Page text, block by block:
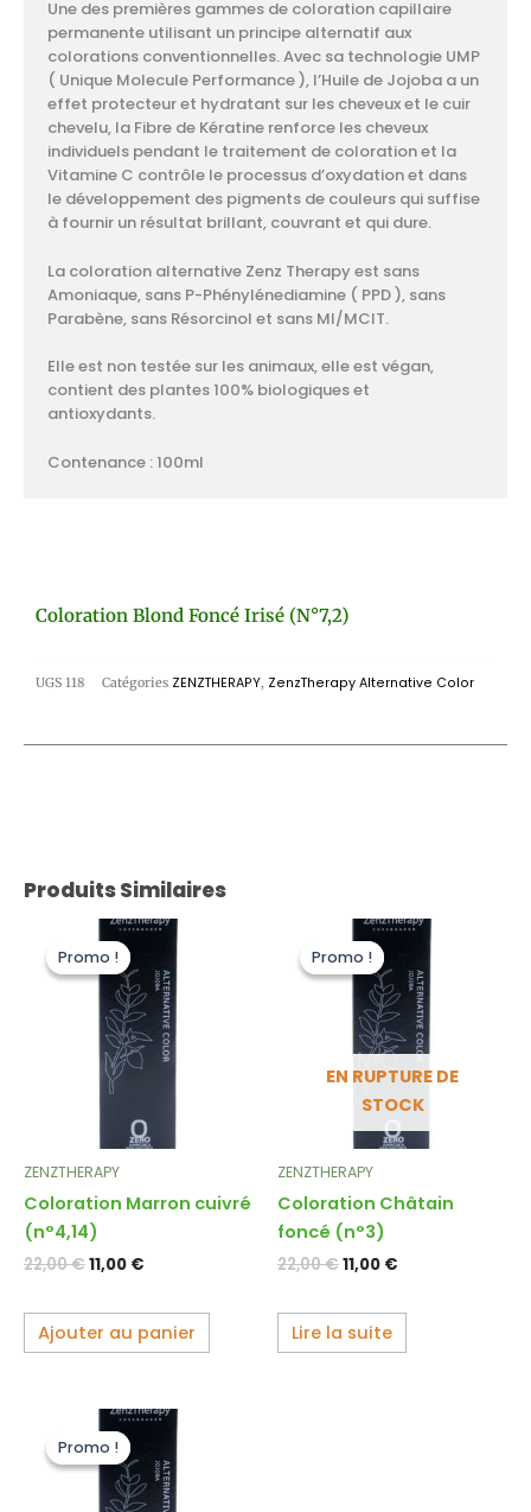
Produits Similaires
Promo !
Promo !
ZENZTHERAPY
Coloration Marron cuivré
(n°4,14)
22,00€
prix
initial
était :
22,00 €.
11,00 €
Le
actuel
est :
11,00 €.
Ajouter au panier
Promo !
EN RUPTURE DE
STOCK
Promo !
ZENZTHERAPY
Coloration Châtain
foncé (n°3)
22,00€
prix
initial
était :
22,00 €.
11,00 €
Le
actuel
est :
11,00 €.
Lire la suite
Promo !
Promo !
prix
initial
était :
22,00 €.
Le
actuel
est :
11,00 €.
Une des premières gammes de coloration capillaire
permanente utilisant un principe alternatif aux
colorations conventionnelles. Avec sa technologie UMP
( Unique Molecule Performance ), l’Huile de Jojoba a un
effet protecteur et hydratant sur les cheveux et le cuir
chevelu, la Fibre de Kératine renforce les cheveux
individuels pendant le traitement de coloration et la
Vitamine C contrôle le processus d’oxydation et dans
le développement des pigments de couleurs qui suffise
à fournir un résultat brillant, couvrant et qui dure.
La coloration alternative Zenz Therapy est sans
Amoniaque, sans P-Phénylénediamine ( PPD ), sans
Parabène, sans Résorcinol et sans MI/MCIT.
Elle est non testée sur les animaux, elle est végan,
contient des plantes 100% biologiques et
antioxydants.
Contenance : 100ml
Coloration Blond Foncé Irisé (n°7,2)
UGS 118 Catégories ZENZTHERAPY, ZenzTherapy Alternative Color